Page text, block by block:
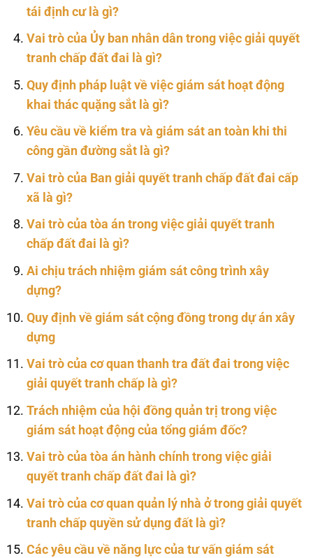
tái định cư là gì?
Vai trò của Ủy ban nhân dân trong việc giải quyết
tranh chấp đất đai là gì?
Quy định pháp luật về việc giám sát hoạt động
khai thác quặng sắt là gì?
Yêu cầu về kiểm tra và giám sát an toàn khi thi
công gần đường sắt là gì?
Vai trò của Ban giải quyết tranh chấp đất đai cấp
xã là gì?
Vai trò của tòa án trong việc giải quyết tranh
chấp đất đai là gì?
Ai chịu trách nhiệm giám sát công trình xây
dựng?
Quy định về giám sát cộng đồng trong dự án xây
dựng
Vai trò của cơ quan thanh tra đất đai trong việc
giải quyết tranh chấp là gì?
Trách nhiệm của hội đồng quản trị trong việc
giám sát hoạt động của tổng giám đốc?
Vai trò của tòa án hành chính trong việc giải
quyết tranh chấp đất đai là gì?
Vai trò của cơ quan quản lý nhà ở trong giải quyết
tranh chấp quyền sử dụng đất là gì?
Các yêu cầu về năng lực của tư vấn giám sát